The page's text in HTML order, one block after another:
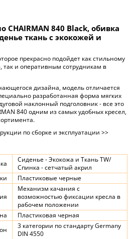
CHAIRMAN 840 Black, обивка
ткань с экокожей и
прекрасно подойдет как стильному
так и оперативным сотрудникам в
дизайна, модель отличается
разработанная форма мягких
наклонный подголовник - все это
840 одним из самых удобных кресел,
по сборке и эксплуатации >>
Сиденье - Экокожа и Ткань TW/
Спинка - сетчатый акрил
Пластиковые черные
Механизм качания с
возможностью фиксации кресла в
рабочем положении
Пластиковая черная
3 категории по стандарту Germany
DIN 4550